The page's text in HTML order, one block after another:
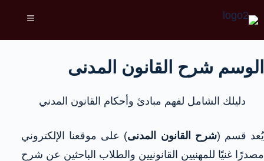
الوسم شرح القانون المدنى
دليلك الشامل لفهم مبادئ وأحكام القانون المدني
يُعد قسم (شرح القانون المدنى) على موقعنا الإلكتروني
مصدرًا غنيًا للمهنيين القانونيين والطلاب الباحثين عن شرح